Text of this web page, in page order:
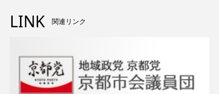
LINK 関連リンク